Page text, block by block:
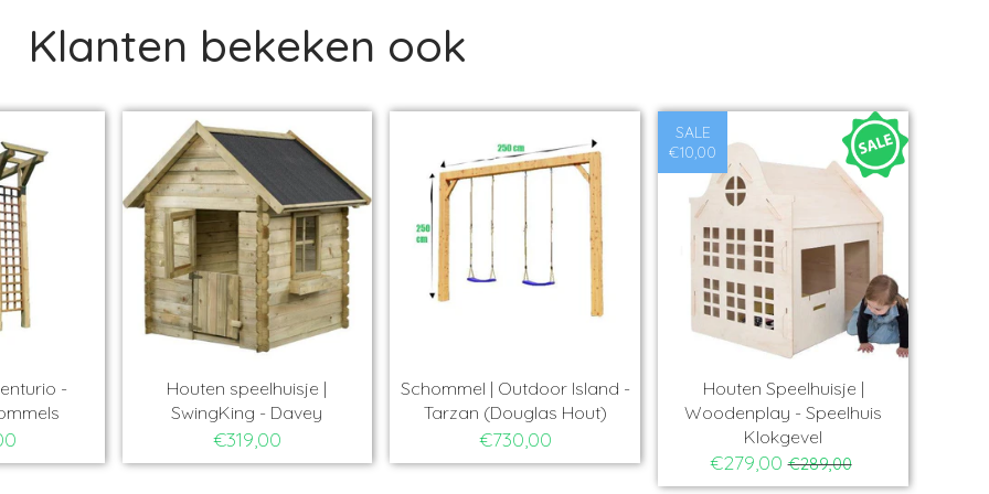
Klanten bekeken ook
-
Houten speelhuisje |
SwingKing - Davey
€319,00
Schommel | Outdoor Island -
Tarzan (Douglas Hout)
€730,00
SALE
€10,00
Houten Speelhuisje |
Woodenplay - Speelhuis
Klokgevel
€279,00 €289,00